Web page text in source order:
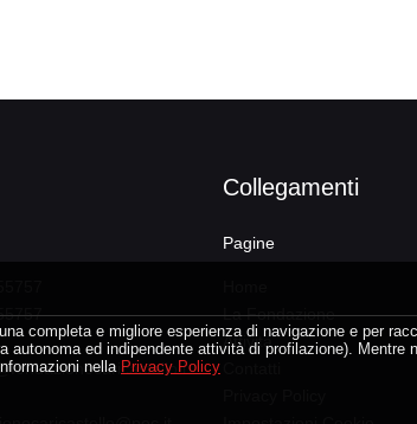
Collegamenti
Pagine
La Fondazione
Attività
completa e migliore esperienza di navigazione e per
ed indipendente attività di profilazione).
nella Privacy Policy